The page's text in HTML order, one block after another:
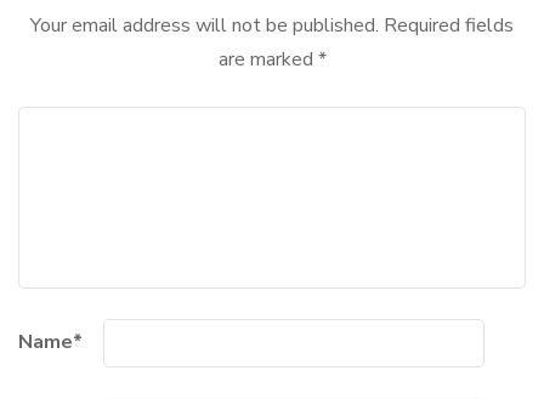
Your email address will not be published. Required fields
are marked *
Name*